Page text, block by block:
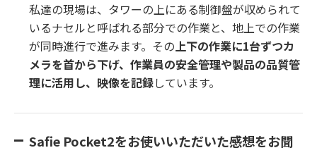
私達の現場は、タワーの上にある制御盤が収められて
いるナセルと呼ばれる部分での作業と、地上での作業
が同時進行で進みます。その上下の作業に1台ずつカ
メラを首から下げ、作業員の安全管理や製品の品質管
理に活用し、映像を記録しています。
Safie Pocket2をお使いいただいた感想をお聞